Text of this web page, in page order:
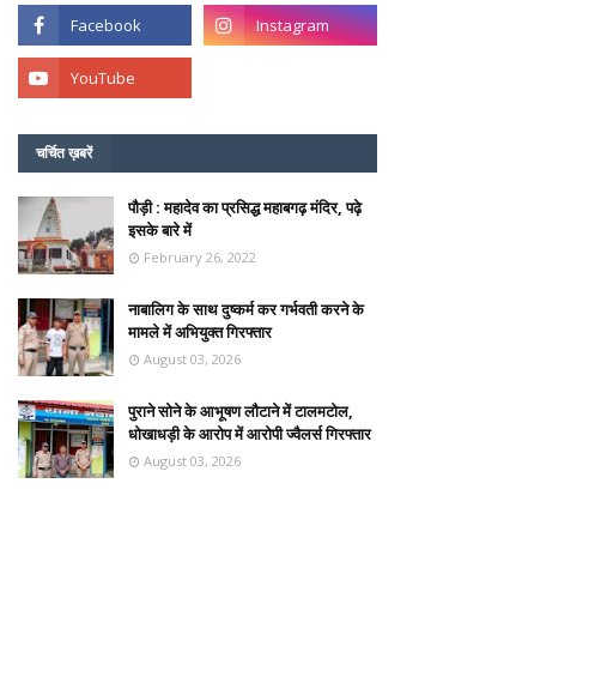
चर्चित ख़बरें
पौड़ी : महादेव का प्रसिद्ध महाबगढ़ मंदिर, पढ़े
इसके बारे में
February 26, 2022
नाबालिग के साथ दुष्कर्म कर गर्भवती करने के
मामले में अभियुक्त गिरफ्तार
August 03, 2026
पुराने सोने के आभूषण लौटाने में टालमटोल,
धोखाधड़ी के आरोप में आरोपी ज्वैलर्स गिरफ्तार
August 03, 2026